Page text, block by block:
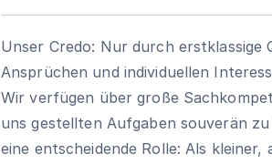
Unser Credo: Nur durch erstklassige
Ansprüchen und individuellen
Wir verfügen über große
uns gestellten Aufgaben souverän
eine entscheidende Rolle: Als